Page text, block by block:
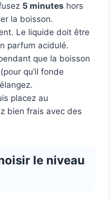
5 minutes hors
la boisson.
Le liquide doit être
parfum acidulé.
que la boisson
qu’il fonde
placez au
bien frais avec des
le niveau